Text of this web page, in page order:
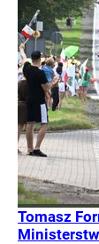
Tomasz